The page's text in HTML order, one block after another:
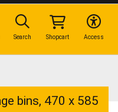
bins, 470 x 585
Access
Shopcart
Search